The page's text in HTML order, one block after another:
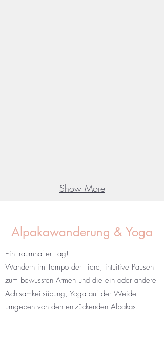
Show More
Alpakawanderung & Yoga
Ein traumhafter Tag!
Wandern im Tempo der Tiere, intuitive Pausen
zum bewussten Atmen und die ein oder andere
Achtsamkeitsübung, Yoga auf der Weide
umgeben von den entzückenden Alpakas.